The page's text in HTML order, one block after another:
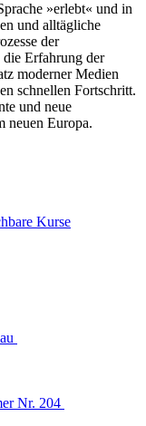
»erlebt« und in
und alltägliche
der
Erfahrung der
moderner Medien
schnellen Fortschritt.
und neue
neuen Europa.
Kurse
Nr. 204